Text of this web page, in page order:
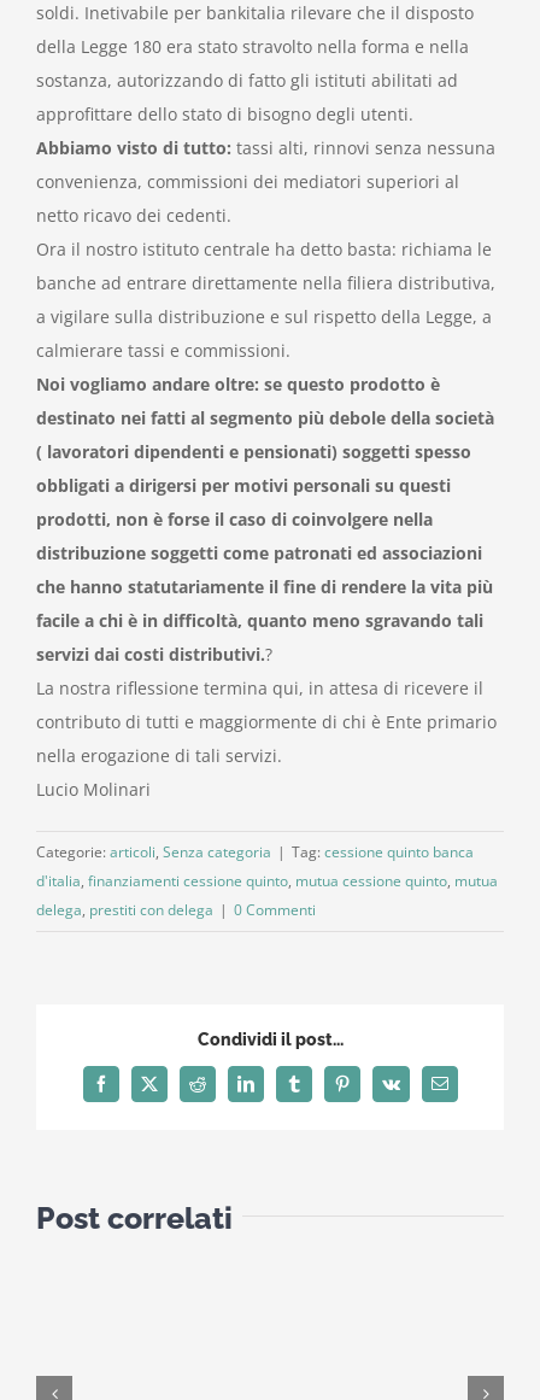
soldi. Inetivabile per bankitalia rilevare che il disposto
della Legge 180 era stato stravolto nella forma e nella
sostanza, autorizzando di fatto gli istituti abilitati ad
approfittare dello stato di bisogno degli utenti.
Abbiamo visto di tutto: tassi alti, rinnovi senza nessuna
convenienza, commissioni dei mediatori superiori al
netto ricavo dei cedenti.
Ora il nostro istituto centrale ha detto basta: richiama le
banche ad entrare direttamente nella filiera distributiva,
a vigilare sulla distribuzione e sul rispetto della Legge, a
calmierare tassi e commissioni.
Noi vogliamo andare oltre: se questo prodotto è
destinato nei fatti al segmento più debole della società
( lavoratori dipendenti e pensionati) soggetti spesso
obbligati a dirigersi per motivi personali su questi
prodotti, non è forse il caso di coinvolgere nella
distribuzione soggetti come patronati ed associazioni
che hanno statutariamente il fine di rendere la vita più
facile a chi è in difficoltà, quanto meno sgravando tali
servizi dai costi distributivi.?
La nostra riflessione termina qui, in attesa di ricevere il
contributo di tutti e maggiormente di chi è Ente primario
nella erogazione di tali servizi.
Lucio Molinari
Categorie: articoli, Senza categoria | Tag: cessione quinto banca
d'italia, finanziamenti cessione quinto, mutua cessione quinto, mutua
delega, prestiti con delega | 0 Commenti
Condividi il post...
Facebook
X Reddit LinkedInTumblrPinterest
Vk Email
Post correlati